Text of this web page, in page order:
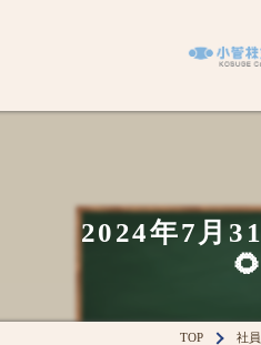
2024年7月
🌻
TOP 社